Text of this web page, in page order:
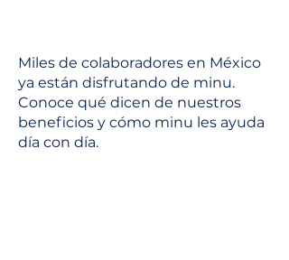
Miles de colaboradores en México
ya están disfrutando de minu.
Conoce qué dicen de nuestros
beneficios y cómo minu les ayuda
día con día.